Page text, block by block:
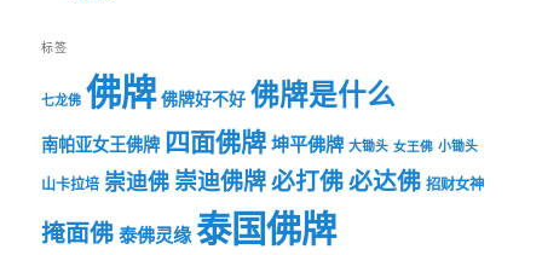
标签
七龙佛 佛牌 佛牌好不好 佛牌是什么
南帕亚女王佛牌 四面佛牌坤平佛牌 大锄头 女王佛 小锄头
山卡拉培 崇迪佛崇迪佛牌必打佛必达佛 招财女神
掩面佛泰佛灵缘泰国佛牌